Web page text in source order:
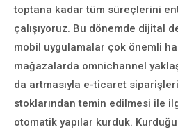
toptana kadar tüm süreçlerini
çalışıyoruz. Bu dönemde dijital
mobil uygulamalar çok önemli
mağazalarda omnichannel
da artmasıyla e-ticaret
stoklarından temin edilmesi ile
otomatik yapılar kurduk.